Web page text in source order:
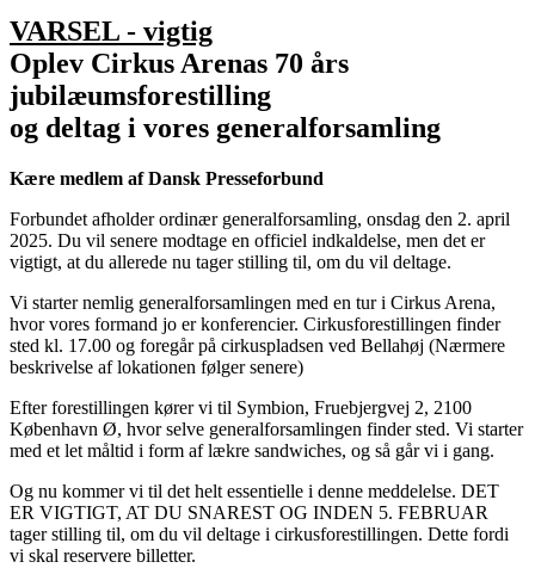
VARSEL - vigtig
Oplev Cirkus Arenas 70 års
jubilæumsforestilling
og deltag i vores generalforsamling
Kære medlem af Dansk Presseforbund
Forbundet afholder ordinær generalforsamling, onsdag den 2. april
2025. Du vil senere modtage en officiel indkaldelse, men det er
vigtigt, at du allerede nu tager stilling til, om du vil deltage.
Vi starter nemlig generalforsamlingen med en tur i Cirkus Arena,
hvor vores formand jo er konferencier. Cirkusforestillingen finder
sted kl. 17.00 og foregår på cirkuspladsen ved Bellahøj (Nærmere
beskrivelse af lokationen følger senere)
Efter forestillingen kører vi til Symbion, Fruebjergvej 2, 2100
København Ø, hvor selve generalforsamlingen finder sted. Vi starter
med et let måltid i form af lækre sandwiches, og så går vi i gang.
Og nu kommer vi til det helt essentielle i denne meddelelse. DET
ER VIGTIGT, AT DU SNAREST OG INDEN 5. FEBRUAR
tager stilling til, om du vil deltage i cirkusforestillingen. Dette fordi
vi skal reservere billetter.